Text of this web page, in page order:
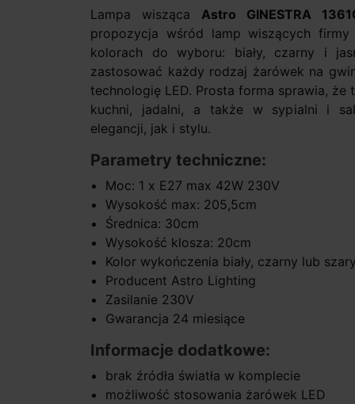
Lampa wisząca Astro GINESTRA
propozycja wśród lamp wiszących
kolorach do wyboru: biały, czarny i
zastosować każdy rodzaj żarówek na
technologię LED. Prosta forma sprawia,
kuchni, jadalni, a także w sypialni i
elegancji, jak i stylu.
Parametry techniczne:
Moc: 1 x E27 max 42W 230V
Wysokość max: 205,5cm
Średnica: 30cm
Wysokość klosza: 20cm
Kolor wykończenia biały, czarny lub
Producent Astro Lighting
Zasilanie 230V
Gwarancja 24 miesiące
Informacje dodatkowe:
brak źródła światła w komplecie
możliwość stosowania żarówek LED